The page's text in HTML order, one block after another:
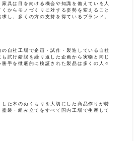
具は目を向ける機会や知識を備えている人
からモノづくりに対する姿勢を変えること
し、多くの方の支持を得ているブランド。
自社工場で企画・試作・製造している自社
試行錯誤を繰り返した企画から実物と同じ
手を徹底的に検証された製品は多くの人々
した木のぬくもりを大切にした商品作りが特
装・組み立てをすべて国内工場で生産して